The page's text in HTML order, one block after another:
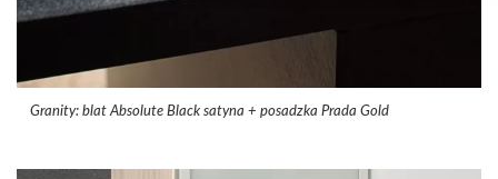
Granity: blat Absolute Black satyna + posadzka Prada Gold